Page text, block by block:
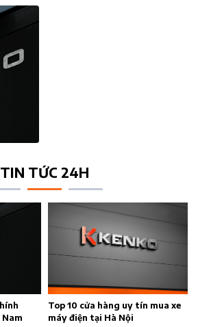
TIN TỨC 24H
Top 10 cửa hàng uy tín mua xe
máy điện tại Hà Nội
04 xe